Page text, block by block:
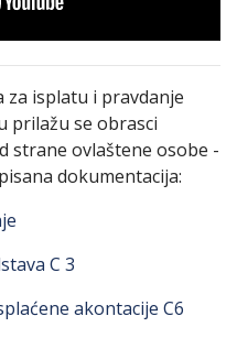
isplatu i pravdanje
prilažu se obrasci
strane ovlaštene osobe -
dokumentacija:
C 3
akontacije C6